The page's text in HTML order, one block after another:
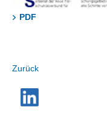
PDF
Zurück